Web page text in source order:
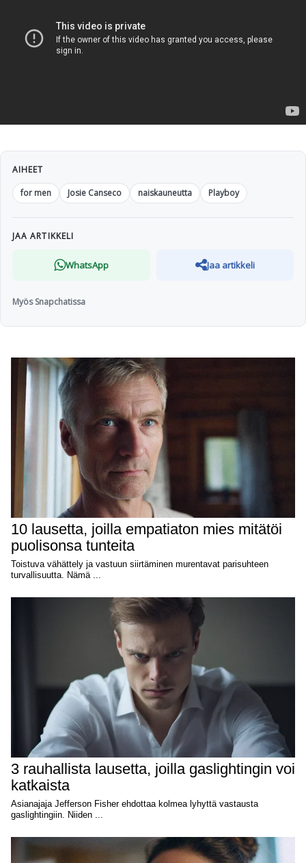
AIHEET
for men
Josie Canseco naiskauneutta Playboy
JAA ARTIKKELI
WhatsApp Jaa artikkeli
Myös Snapchatissa